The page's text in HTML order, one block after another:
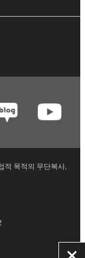
적 목적의 무단복사,